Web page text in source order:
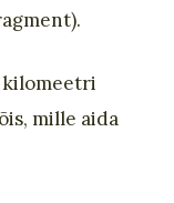
mille aida